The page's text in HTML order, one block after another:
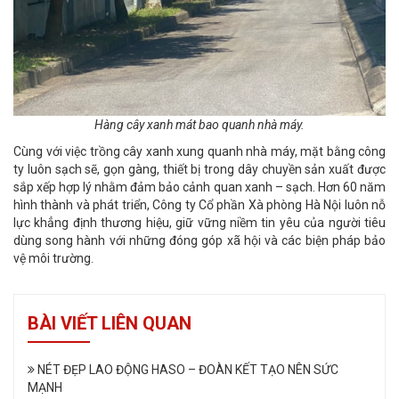
Hàng cây xanh mát bao quanh nhà máy.
Cùng với việc trồng cây xanh xung quanh nhà máy, mặt bằng công
ty luôn sạch sẽ, gọn gàng, thiết bị trong dây chuyền sản xuất được
sắp xếp hợp lý nhằm đảm bảo cảnh quan xanh – sạch. Hơn 60 năm
hình thành và phát triển, Công ty Cổ phần Xà phòng Hà Nội luôn nỗ
lực khẳng định thương hiệu, giữ vững niềm tin yêu của người tiêu
dùng song hành với những đóng góp xã hội và các biện pháp bảo
vệ môi trường.
BÀI VIẾT LIÊN QUAN
NÉT ĐẸP LAO ĐỘNG HASO – ĐOÀN KẾT TẠO NÊN SỨC
MẠNH